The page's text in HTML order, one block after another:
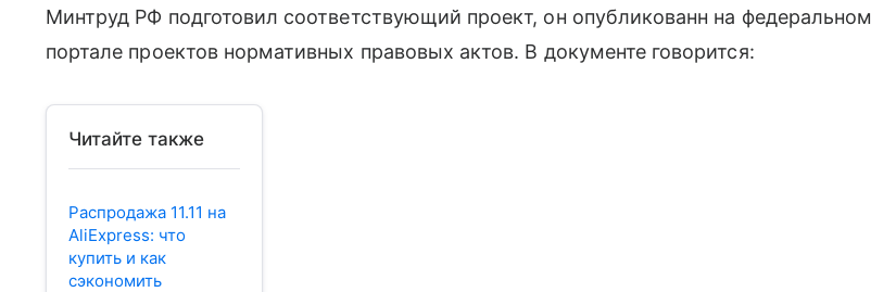
Минтруд РФ подготовил соответствующий проект, он опубликованн на федеральном
портале проектов нормативных правовых актов. В документе говорится:
Читайте также
Распродажа 11.11 на
AliExpress: что
купить и как
сэкономить